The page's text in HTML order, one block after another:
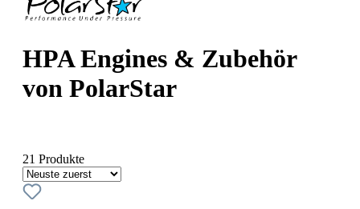
HPA Engines & Zubehör
von PolarStar
21 Produkte